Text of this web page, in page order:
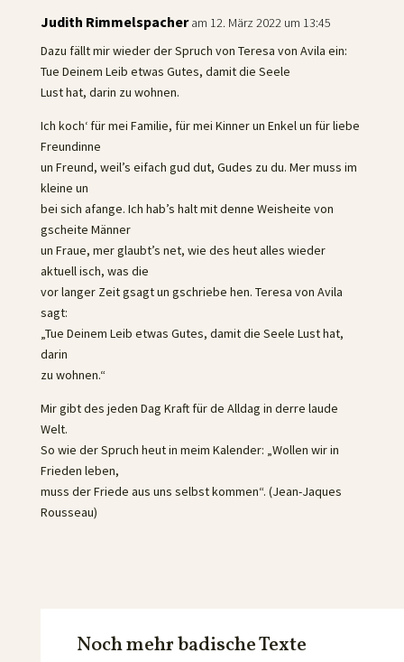
Judith Rimmelspacher am 12. März 2022 um 13:45
Dazu fällt mir wieder der Spruch von Teresa von Avila ein:
Tue Deinem Leib etwas Gutes, damit die Seele
Lust hat, darin zu wohnen.
Ich koch‘ für mei Familie, für mei Kinner un Enkel un für liebe
Freundinne
un Freund, weil’s eifach gud dut, Gudes zu du. Mer muss im
kleine un
bei sich afange. Ich hab’s halt mit denne Weisheite von
gscheite Männer
un Fraue, mer glaubt’s net, wie des heut alles wieder
aktuell isch, was die
vor langer Zeit gsagt un gschriebe hen. Teresa von Avila
sagt:
„Tue Deinem Leib etwas Gutes, damit die Seele Lust hat,
darin
zu wohnen.“
Mir gibt des jeden Dag Kraft für de Alldag in derre laude
Welt.
So wie der Spruch heut in meim Kalender: „Wollen wir in
Frieden leben,
muss der Friede aus uns selbst kommen“. (Jean-Jaques
Rousseau)
Noch mehr badische Texte